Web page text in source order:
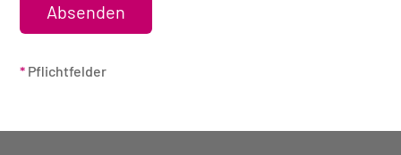
* Pflichtfelder